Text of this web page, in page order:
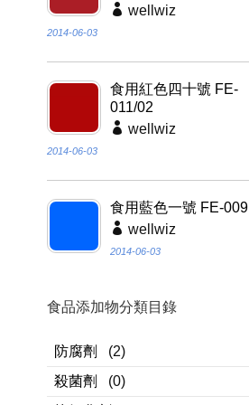
wellwiz
2014-06-03
食用紅色四十號 FE-
011/02
wellwiz
2014-06-03
食用藍色一號 FE-009
wellwiz
2014-06-03
食品添加物分類目錄
防腐劑
(2)
殺菌劑
(0)